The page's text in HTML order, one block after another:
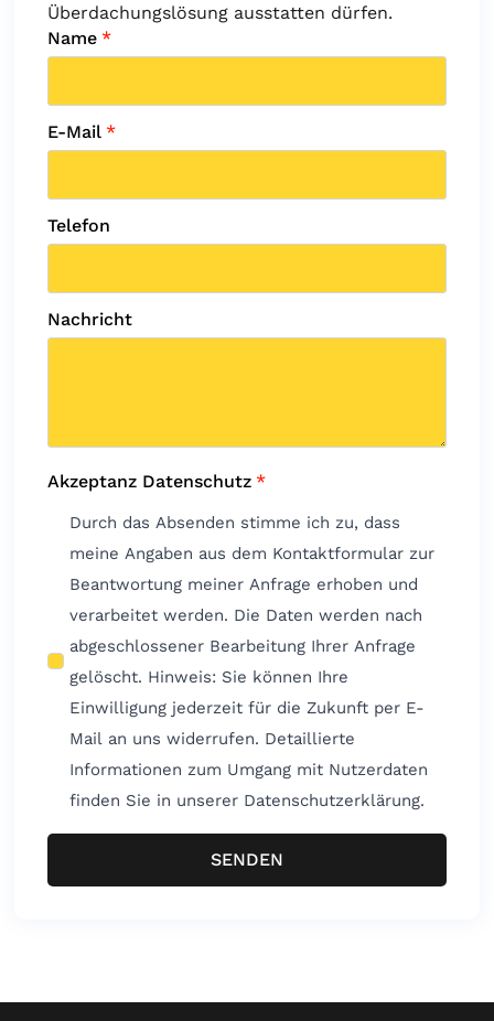
Überdachungslösung ausstatten dürfen.
Name *
E-Mail *
Telefon
Nachricht
Akzeptanz Datenschutz *
Durch das Absenden stimme ich zu, dass
meine Angaben aus dem Kontaktformular zur
Beantwortung meiner Anfrage erhoben und
verarbeitet werden. Die Daten werden nach
abgeschlossener Bearbeitung Ihrer Anfrage
gelöscht. Hinweis: Sie können Ihre
Einwilligung jederzeit für die Zukunft per E-
Mail an uns widerrufen. Detaillierte
Informationen zum Umgang mit Nutzerdaten
finden Sie in unserer Datenschutzerklärung.
SENDEN